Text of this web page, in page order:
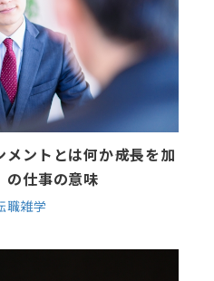
ントとは何か――成長を加
の仕事の意味
職雑学